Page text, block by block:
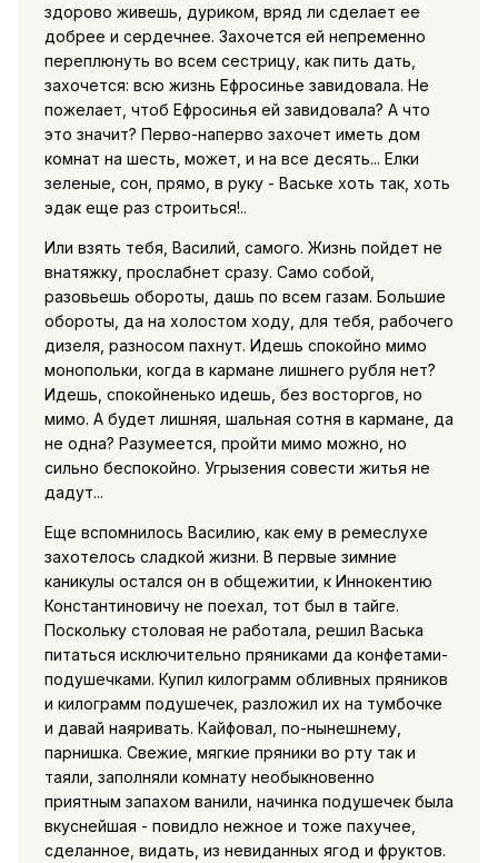
здорово живешь, дуриком, вряд ли сделает ее
добрее и сердечнее. Захочется ей непременно
переплюнуть во всем сестрицу, как пить дать,
захочется: всю жизнь Ефросинье завидовала. Не
пожелает, чтоб Ефросинья ей завидовала? А что
это значит? Перво-наперво захочет иметь дом
комнат на шесть, может, и на все десять... Елки
зеленые, сон, прямо, в руку - Ваське хоть так, хоть
эдак еще раз строиться!..
Или взять тебя, Василий, самого. Жизнь пойдет не
внатяжку, прослабнет сразу. Само собой,
разовьешь обороты, дашь по всем газам. Большие
обороты, да на холостом ходу, для тебя, рабочего
дизеля, разносом пахнут. Идешь спокойно мимо
монопольки, когда в кармане лишнего рубля нет?
Идешь, спокойненько идешь, без восторгов, но
мимо. А будет лишняя, шальная сотня в кармане, да
не одна? Разумеется, пройти мимо можно, но
сильно беспокойно. Угрызения совести житья не
дадут...
Еще вспомнилось Василию, как ему в ремеслухе
захотелось сладкой жизни. В первые зимние
каникулы остался он в общежитии, к Иннокентию
Константиновичу не поехал, тот был в тайге.
Поскольку столовая не работала, решил Васька
питаться исключительно пряниками да конфетами-
подушечками. Купил килограмм обливных пряников
и килограмм подушечек, разложил их на тумбочке
и давай наяривать. Кайфовал, по-нынешнему,
парнишка. Свежие, мягкие пряники во рту так и
таяли, заполняли комнату необыкновенно
приятным запахом ванили, начинка подушечек была
вкуснейшая - повидло нежное и тоже пахучее,
сделанное, видать, из невиданных ягод и фруктов.